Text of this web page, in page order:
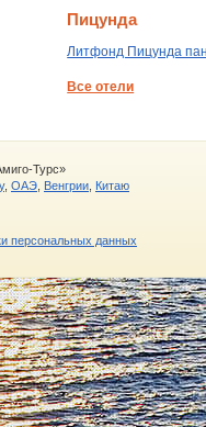
Пицунда
Литфонд Пицунда
Все отели
Турс»
, ОАЭ Венгрии Китаю
персональных данных